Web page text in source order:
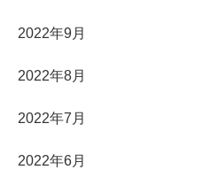
2022年9月
2022年8月
2022年7月
2022年6月